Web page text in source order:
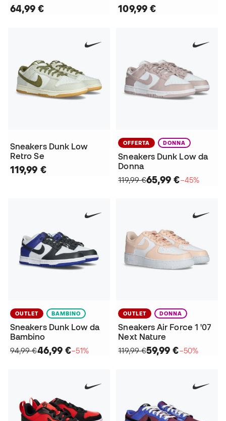
64,99 € 109,99 €
Sneakers Dunk Low
Retro Se
119,99 €
OFFERTA DONNA
Sneakers Dunk Low da
Donna
119,99 €65,99 €−45%
OUTLET BAMBINO
Sneakers Dunk Low da
Bambino
94,99 €46,99 €−51%
OUTLET DONNA
Sneakers Air Force 1 '07
Next Nature
119,99 €59,99 €−50%